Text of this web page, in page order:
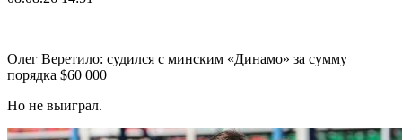
Олег Веретило: судился с минским «Динамо» за сумму
порядка $60 000
Но не выиграл.